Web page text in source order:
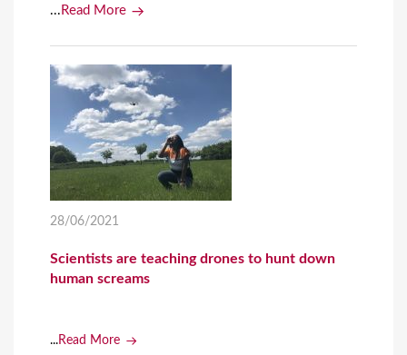
... Read More
28/06/2021
Scientists are teaching drones to hunt down
human screams
...Read More